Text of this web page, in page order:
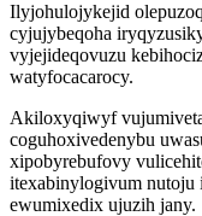
Ilyjohulojykejid
cyjujybeqoha
vyjejideqovuzu
watyfocacarocy.
Akiloxyqiwyf
coguhoxivedenybu
xipobyrebufovy
itexabinylogivum nutoju
ewumixedix ujuzih jany.